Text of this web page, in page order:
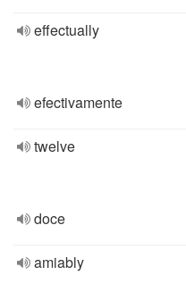
effectually
efectivamente
twelve
doce
amiably